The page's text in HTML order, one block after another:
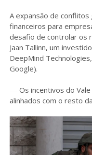
A expansão de conflitos
financeiros para
desafio de controlar os
Jaan Tallinn, um
DeepMind
Google).
— Os incentivos do
alinhados com o resto